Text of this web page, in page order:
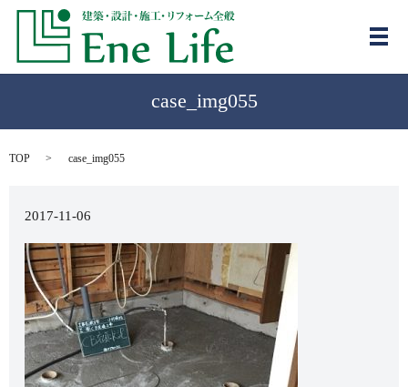
メ
case_img055
TOP case_img055
2017-11-06